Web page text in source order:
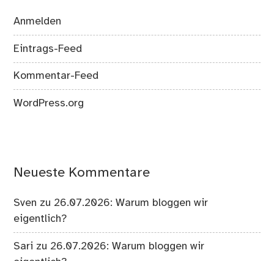
Anmelden
Eintrags-Feed
Kommentar-Feed
WordPress.org
Neueste Kommentare
Sven zu 26.07.2026: Warum bloggen wir
eigentlich?
Sari zu 26.07.2026: Warum bloggen wir